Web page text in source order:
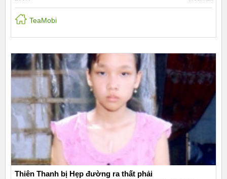
TeaMobi
Thiên Thanh bị Hẹp đường ra thất phải